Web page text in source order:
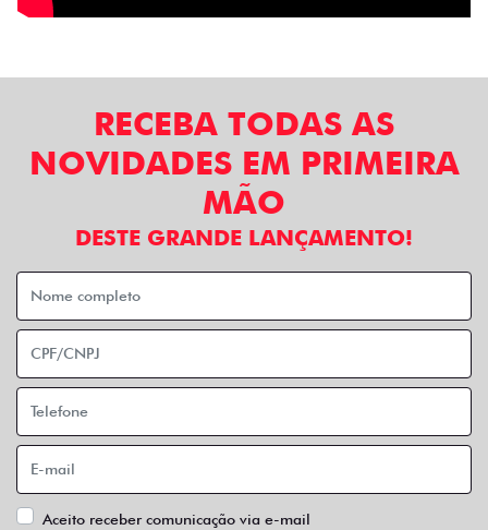
RECEBA TODAS AS
NOVIDADES EM PRIMEIRA
MÃO
DESTE GRANDE LANÇAMENTO!
Aceito receber comunicação via e-mail